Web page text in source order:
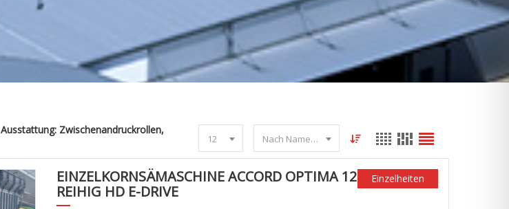
Ausstattung: Zwischenandruckrollen,
12 Nach Name sortieren
EINZELKORNSÄMASCHINE ACCORD OPTIMA 12
REIHIG HD E-DRIVE
Einzelheiten